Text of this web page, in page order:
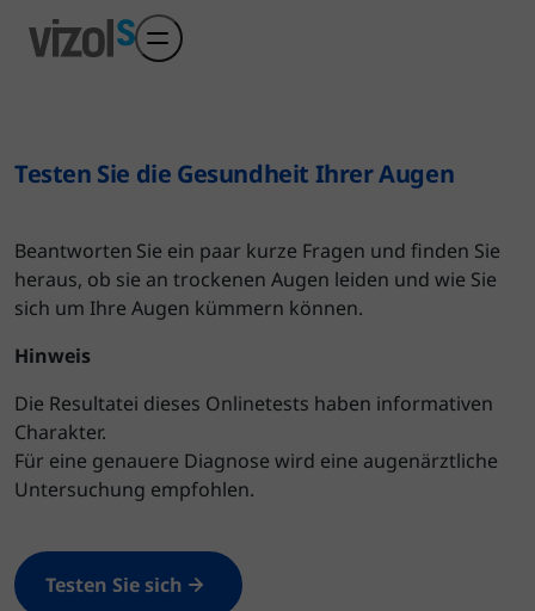
Testen Sie die Gesundheit Ihrer Augen
Beantworten Sie ein paar kurze Fragen und finden Sie
heraus, ob sie an trockenen Augen leiden und wie Sie
sich um Ihre Augen kümmern können.
Hinweis
Die Resultatei dieses Onlinetests haben informativen
Charakter.
Für eine genauere Diagnose wird eine augenärztliche
Untersuchung empfohlen.
Testen Sie sich